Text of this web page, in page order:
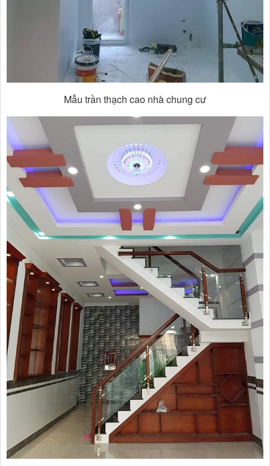
Mẫu trần thạch cao nhà chung cư